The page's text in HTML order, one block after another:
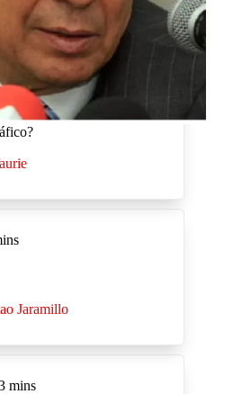
Jaramillo
mins